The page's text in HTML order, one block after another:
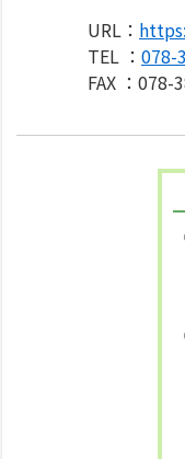
URL：
TEL ： 078-
FAX ：078-